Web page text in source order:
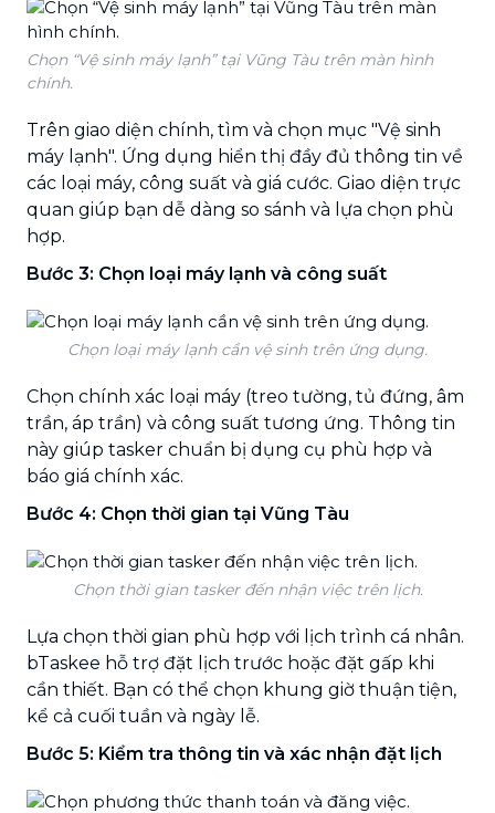
Chọn “Vệ sinh máy lạnh” tại Vũng Tàu trên màn hình
chính.
Trên giao diện chính, tìm và chọn mục "Vệ sinh
máy lạnh". Ứng dụng hiển thị đầy đủ thông tin về
các loại máy, công suất và giá cước. Giao diện trực
quan giúp bạn dễ dàng so sánh và lựa chọn phù
hợp.
Bước 3: Chọn loại máy lạnh và công suất
Chọn loại máy lạnh cần vệ sinh trên ứng dụng.
Chọn chính xác loại máy (treo tường, tủ đứng, âm
trần, áp trần) và công suất tương ứng. Thông tin
này giúp tasker chuẩn bị dụng cụ phù hợp và
báo giá chính xác.
Bước 4: Chọn thời gian tại Vũng Tàu
Chọn thời gian tasker đến nhận việc trên lịch.
Lựa chọn thời gian phù hợp với lịch trình cá nhân.
bTaskee hỗ trợ đặt lịch trước hoặc đặt gấp khi
cần thiết. Bạn có thể chọn khung giờ thuận tiện,
kể cả cuối tuần và ngày lễ.
Bước 5: Kiểm tra thông tin và xác nhận đặt lịch